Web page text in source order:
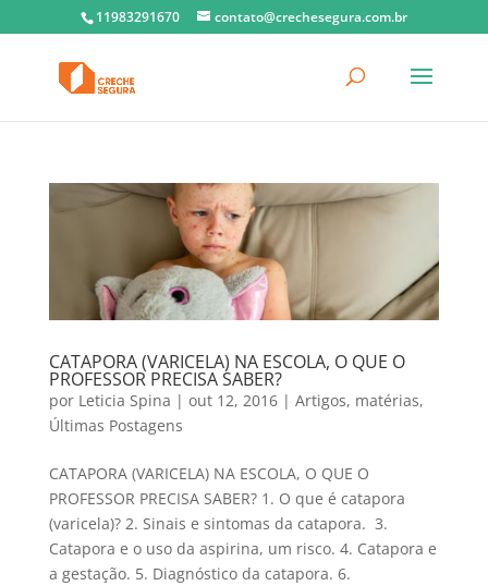
11983291670 contato@crechesegura.com.br
CATAPORA (VARICELA) NA ESCOLA, O QUE O
PROFESSOR PRECISA SABER?
por Leticia Spina | out 12, 2016| Artigos, matérias,
Últimas Postagens
CATAPORA (VARICELA) NA ESCOLA, O QUE O
PROFESSOR PRECISA SABER? 1. O que é catapora
(varicela)? 2. Sinais e sintomas da catapora. 3.
Catapora e o uso da aspirina, um risco. 4. Catapora e
a gestação. 5. Diagnóstico da catapora. 6.